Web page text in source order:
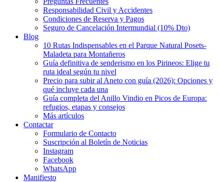
Responsabilidad Civil y Accidentes
Condiciones de Reserva y Pagos
Seguro de Cancelación Intermundial (10% Dto)
Blog
10 Rutas Indispensables en el Parque Natural Posets-
Maladeta para Montañeros
Guía definitiva de senderismo en los Pirineos: Elige tu
ruta ideal según tu nivel
Precio para subir al Aneto con guía (2026): Opciones y
qué incluye cada una
Guía completa del Anillo Vindio en Picos de Europa:
refugios, etapas y consejos
Más artículos
Contactar
Formulario de Contacto
Suscripción al Boletín de Noticias
Instagram
Facebook
WhatsApp
Manifiesto